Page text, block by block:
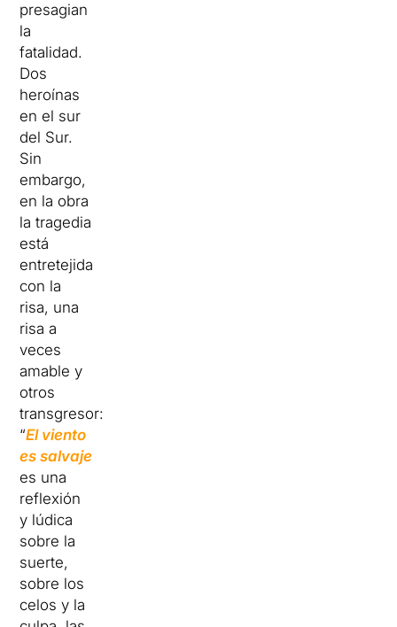
presagian
la
fatalidad.
Dos
heroínas
en el sur
del Sur.
Sin
embargo,
en la obra
la tragedia
está
entretejida
con la
risa, una
risa a
veces
amable y
otros
transgresor:
“El viento
es salvaje
es una
reflexión
y lúdica
sobre la
suerte,
sobre los
celos y la